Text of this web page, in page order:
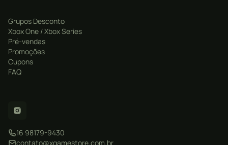
Grupos Desconto
Xbox One / Xbox Series
Pré-vendas
Promoções
Cupons
FAQ
16 98179-9430
contato@xgamestore.com.br